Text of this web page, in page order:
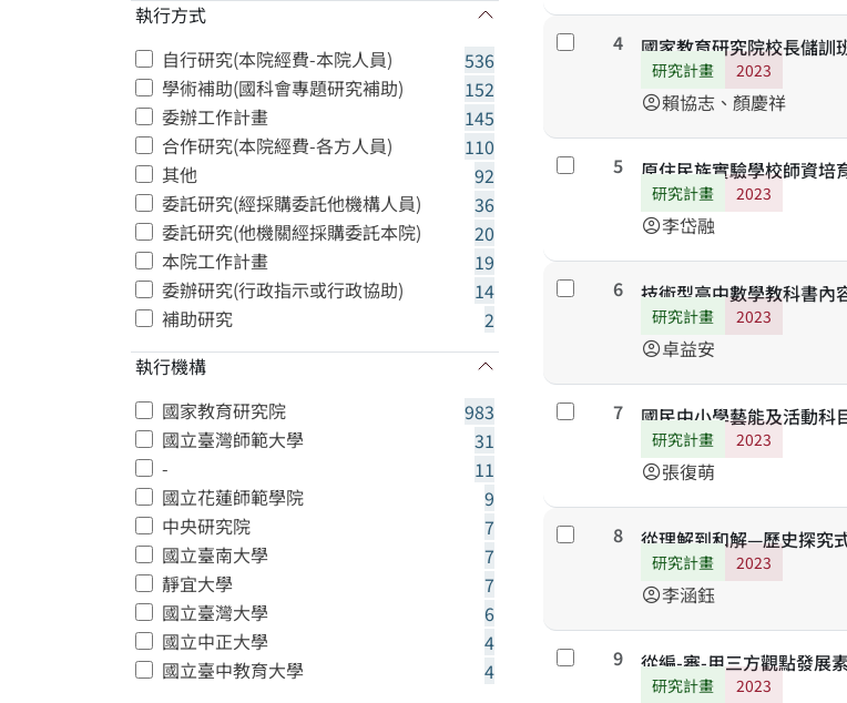
執行方式
自行研究(本院經費-本院人員)
536
學術補助(國科會專題研究補助)
152
委辦工作計畫
145
合作研究(本院經費-各方人員)
110
其他
92
委託研究(經採購委託他機構人員)
36
委託研究(他機關經採購委託本院)
20
本院工作計畫
19
委辦研究(行政指示或行政協助)
14
補助研究
2
執行機構
國家教育研究院
983
國立臺灣師範大學
31
-
11
國立花蓮師範學院
9
中央研究院
7
國立臺南大學
7
靜宜大學
7
國立臺灣大學
6
國立中正大學
4
國立臺中教育大學
4
勾選 4 國家教育研究院校長儲訓
研究計畫 2023
account_circle賴協志、顏慶祥
勾選 5 原住民族實驗學校師資培
研究計畫 2023
account_circle李岱融
勾選 6 技術型高中數學教科書內
研究計畫 2023
account_circle卓益安
勾選 7 國民中小學藝能及活動科
研究計畫 2023
account_circle張復萌
勾選 8 從理解到和解—歷史探究
研究計畫 2023
account_circle李涵鈺
勾選 9 從編-審-用三方觀點發展
研究計畫 2023